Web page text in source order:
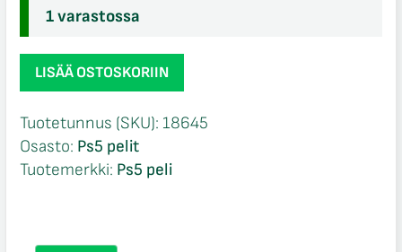
1 varastossa
Dying
Light
Stay
Human
Ps5
LISÄÄ OSTOSKORIIN
Tuotetunnus (SKU): 18645
Osasto: Ps5 pelit
Tuotemerkki: Ps5 peli